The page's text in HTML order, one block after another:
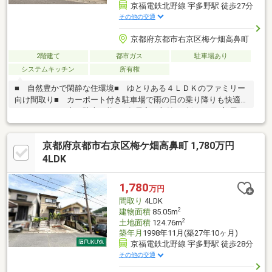
京福電鉄北野線 宇多野駅 徒歩27分
その他の交通
京都府京都市右京区梅ケ畑高鼻町
2階建て 都市ガス
駐車場あり
システムキッチン
所有権
■ 自然豊かで閑静な住環境■ ゆとりある４ＬＤＫのファミリー
向け間取り■ カーポート付き駐車場で雨の日の乗り降りも快適
■ ハイルーフ車も駐車可能■ 各居室に収納を確保し、お部屋を
すっきり使えます■ ご家族それぞれのプライベート空間を確保
しやすい間取り■ 四季を感じながら落ち着いて暮らせる住環境
■ ローソン高雄店まで徒歩約５分（約２８０ｍ）■ 子育て世帯
や自然に囲まれた暮らしをご希望の方にもおすすめ■ 実際の陽
京都府京都市右京区梅ケ畑高鼻町 1,780万円
4LDK
1,780万円
間取り 4LDK
建物面積85.05m2
土地面積124.76m2
築年月 1998年11月(築27年10ヶ月)
京福電鉄北野線 宇多野駅 徒歩28分
その他の交通